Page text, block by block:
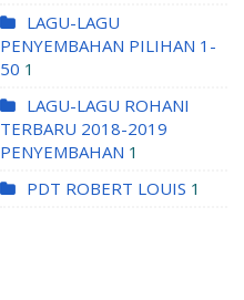
LAGU-LAGU
PENYEMBAHAN PILIHAN 1-
50 1
LAGU-LAGU ROHANI
TERBARU 2018-2019
PENYEMBAHAN 1
PDT ROBERT LOUIS 1